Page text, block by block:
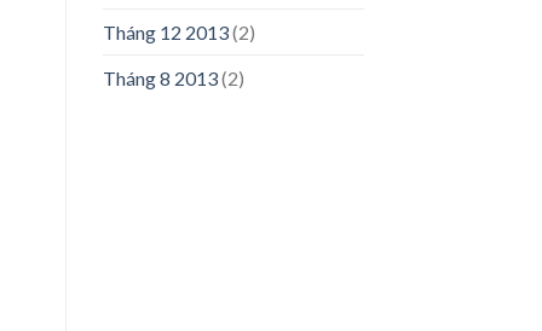
Tháng 12 2013(2)
Tháng 8 2013(2)